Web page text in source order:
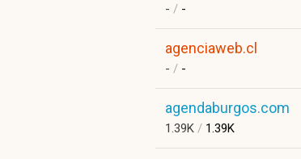
- / -
agenciaweb.cl
- / -
agendaburgos.com
1.39K / 1.39K